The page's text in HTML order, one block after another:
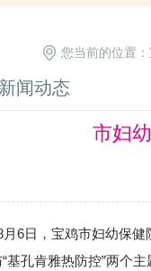
您当前的位置：
闻动态
市妇
，宝鸡市妇幼保健院
“基孔肯雅热防控”两个